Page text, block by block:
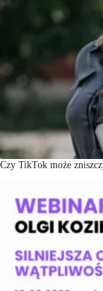
Czy TikTok może